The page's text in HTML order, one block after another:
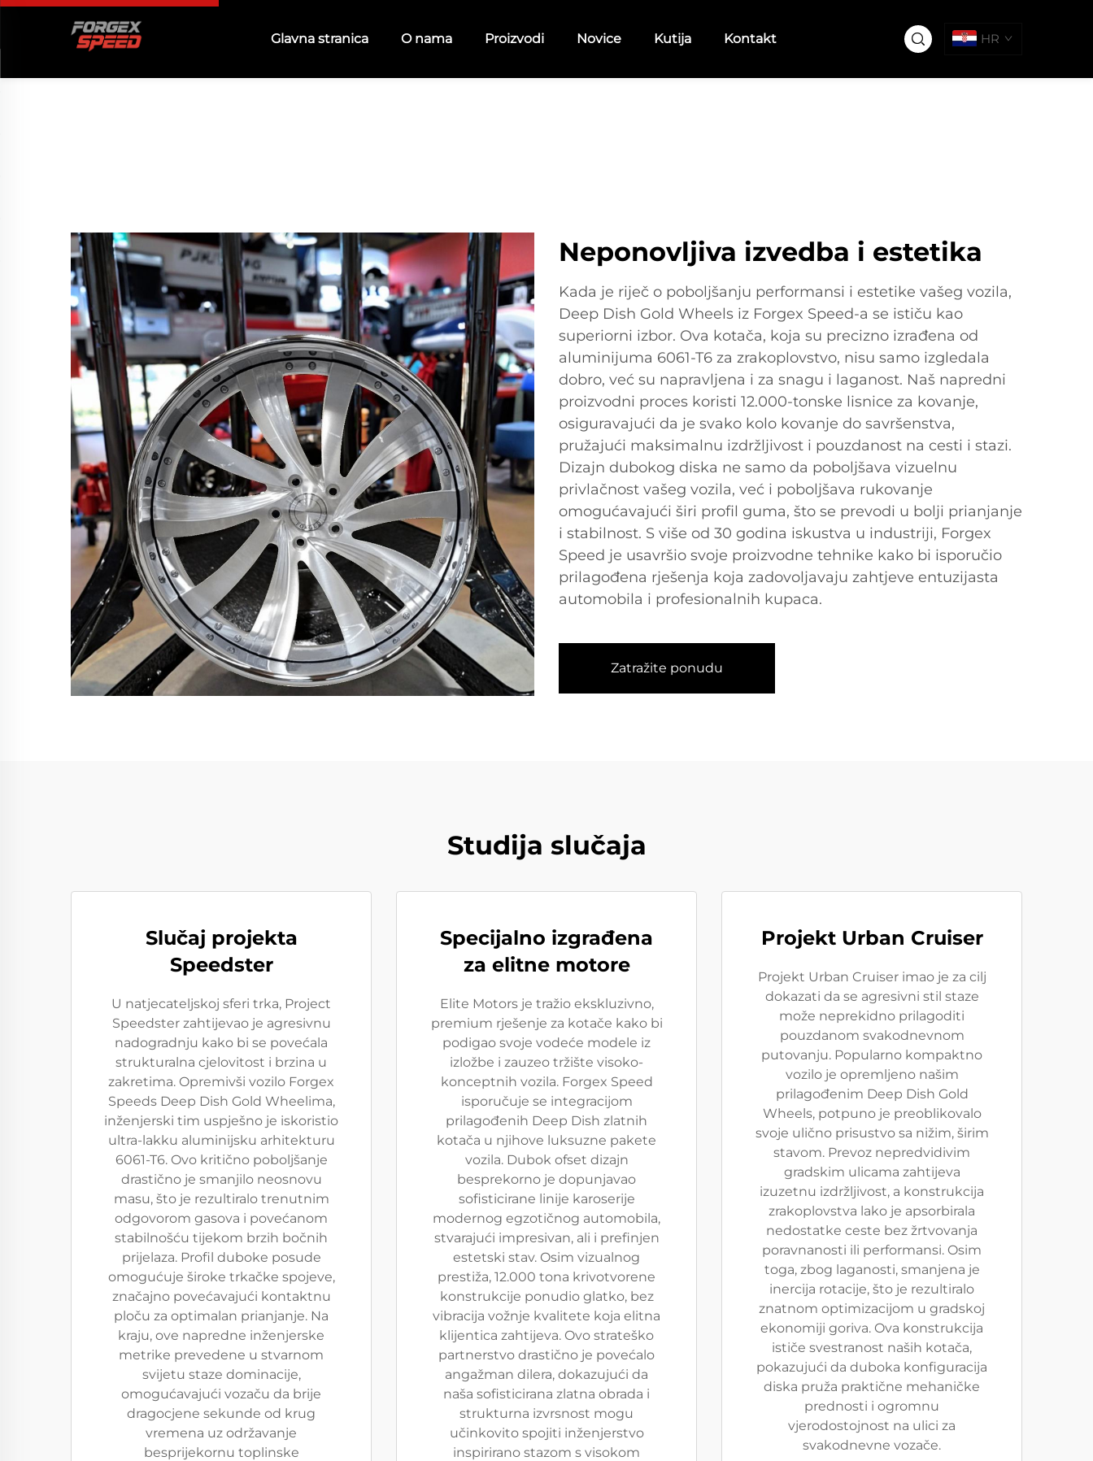
Glavna stranica O nama Proizvodi Novice Kutija Kontakt HR
Neponovljiva izvedba i estetika
Kada je riječ o poboljšanju performansi i estetike vašeg vozila,
Deep Dish Gold Wheels iz Forgex Speed-a se ističu kao
superiorni izbor. Ova kotača, koja su precizno izrađena od
aluminijuma 6061-T6 za zrakoplovstvo, nisu samo izgledala
dobro, već su napravljena i za snagu i laganost. Naš napredni
proizvodni proces koristi 12.000-tonske lisnice za kovanje,
osiguravajući da je svako kolo kovanje do savršenstva,
pružajući maksimalnu izdržljivost i pouzdanost na cesti i stazi.
Dizajn dubokog diska ne samo da poboljšava vizuelnu
privlačnost vašeg vozila, već i poboljšava rukovanje
omogućavajući širi profil guma, što se prevodi u bolji prianjanje
i stabilnost. S više od 30 godina iskustva u industriji, Forgex
Speed je usavršio svoje proizvodne tehnike kako bi isporučio
prilagođena rješenja koja zadovoljavaju zahtjeve entuzijasta
automobila i profesionalnih kupaca.
Zatražite ponudu
Studija slučaja
Slučaj projekta
Speedster
U natjecateljskoj sferi trka, Project
Speedster zahtijevao je agresivnu
nadogradnju kako bi se povećala
strukturalna cjelovitost i brzina u
zakretima. Opremivši vozilo Forgex
Speeds Deep Dish Gold Wheelima,
inženjerski tim uspješno je iskoristio
ultra-lakku aluminijsku arhitekturu
6061-T6. Ovo kritično poboljšanje
drastično je smanjilo neosnovu
masu, što je rezultiralo trenutnim
odgovorom gasova i povećanom
stabilnošću tijekom brzih bočnih
prijelaza. Profil duboke posude
omogućuje široke trkačke spojeve,
značajno povećavajući kontaktnu
ploču za optimalan prianjanje. Na
kraju, ove napredne inženjerske
metrike prevedene u stvarnom
svijetu staze dominacije,
omogućavajući vozaču da brije
dragocjene sekunde od krug
vremena uz održavanje
besprijekornu toplinske
Specijalno izgrađena
za elitne motore
Elite Motors je tražio ekskluzivno,
premium rješenje za kotače kako bi
podigao svoje vodeće modele iz
izložbe i zauzeo tržište visoko-
konceptnih vozila. Forgex Speed
isporučuje se integracijom
prilagođenih Deep Dish zlatnih
kotača u njihove luksuzne pakete
vozila. Dubok ofset dizajn
besprekorno je dopunjavao
sofisticirane linije karoserije
modernog egzotičnog automobila,
stvarajući impresivan, ali i prefinjen
estetski stav. Osim vizualnog
prestiža, 12.000 tona krivotvorene
konstrukcije ponudio glatko, bez
vibracija vožnje kvalitete koja elitna
klijentica zahtijeva. Ovo strateško
partnerstvo drastično je povećalo
angažman dilera, dokazujući da
naša sofisticirana zlatna obrada i
strukturna izvrsnost mogu
učinkovito spojiti inženjerstvo
inspirirano stazom s visokom
Projekt Urban Cruiser
Projekt Urban Cruiser imao je za cilj
dokazati da se agresivni stil staze
može neprekidno prilagoditi
pouzdanom svakodnevnom
putovanju. Popularno kompaktno
vozilo je opremljeno našim
prilagođenim Deep Dish Gold
Wheels, potpuno je preoblikovalo
svoje ulično prisustvo sa nižim, širim
stavom. Prevoz nepredvidivim
gradskim ulicama zahtijeva
izuzetnu izdržljivost, a konstrukcija
zrakoplovstva lako je apsorbirala
nedostatke ceste bez žrtvovanja
poravnanosti ili performansi. Osim
toga, zbog laganosti, smanjena je
inercija rotacije, što je rezultiralo
znatnom optimizacijom u gradskoj
ekonomiji goriva. Ova konstrukcija
ističe svestranost naših kotača,
pokazujući da duboka konfiguracija
diska pruža praktične mehaničke
prednosti i ogromnu
vjerodostojnost na ulici za
svakodnevne vozače.